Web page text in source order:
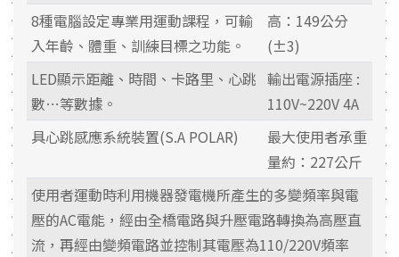
8種電腦設定專業用運動課程，可輸
入年齡、體重、訓練目標之功能。
高：149公分
(±3)
LED顯示距離、時間、卡路里、心跳
數…等數據。
輸出電源插座 :
110V~220V 4A
具心跳感應系統裝置(S.A POLAR)
最大使用者承重
量約：227公斤
使用者運動時利用機器發電機所產生的多變頻率與電
壓的AC電能，經由全橋電路與升壓電路轉換為高壓直
流，再經由變頻電路並控制其電壓為110/220V頻率